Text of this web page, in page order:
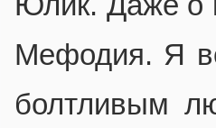
Мефодия. Я
болтливым